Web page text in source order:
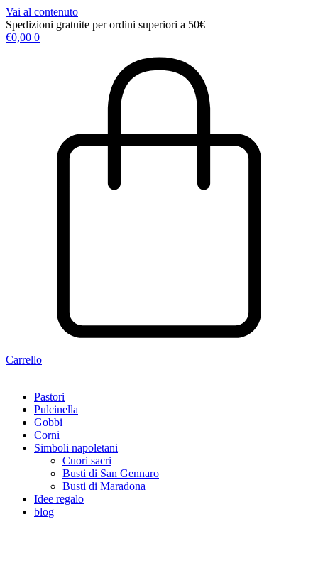
Vai al contenuto
Spedizioni gratuite per ordini superiori a 50€
€0,00 0
Carrello
Pastori
Pulcinella
Gobbi
Corni
Simboli napoletani
Cuori sacri
Busti di San Gennaro
Busti di Maradona
Idee regalo
blog